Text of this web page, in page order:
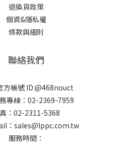
退換貨政策
個資&隱私權
條款與細則
聯絡我們
方帳號 ID:@468nouct
專線：02-2369-7959
：02-2311-5368
：sales@lppc.com.tw
服務時間：